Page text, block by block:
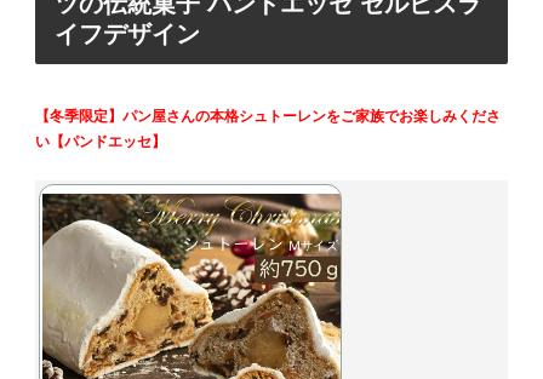
イフデザイン
【冬季限定】パン屋さんの本格シュトーレンをご家族でお楽しみくださ
い【パンドエッセ】